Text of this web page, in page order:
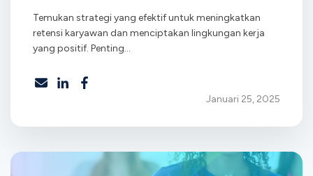
Temukan strategi yang efektif untuk meningkatkan
retensi karyawan dan menciptakan lingkungan kerja
yang positif. Penting...
Januari 25, 2025